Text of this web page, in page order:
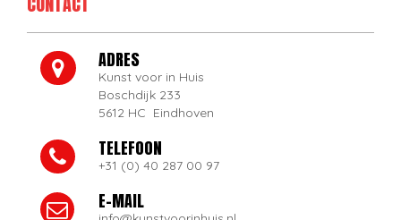
ADRES
Kunst voor in Huis
Boschdijk 233
5612 HC Eindhoven
TELEFOON
+31 (0) 40 287 00 97
E-MAIL